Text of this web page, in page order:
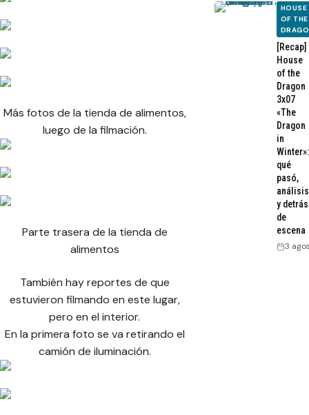
Más fotos de la tienda de alimentos,
luego de la filmación.
Parte trasera de la tienda de
alimentos
También hay reportes de que
estuvieron filmando en este lugar,
pero en el interior.
En la primera foto se va retirando el
camión de iluminación.
HOUSE
OF THE
[Recap]
House
of the
Dragon
3x07
«The
Dragon
in
Winter»:
qué
pasó,
análisis
y detrás
de
escena
3